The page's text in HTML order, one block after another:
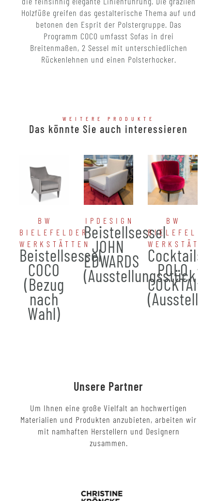
Holzfüße greifen das gestalterische Thema auf und
betonen den Esprit der Polstergruppe. Das
Programm COCO umfasst Sofas in drei
Breitenmaßen, 2 Sessel mit unterschiedlichen
Rückenlehnen und einen Polsterhocker.
WEITERE PRODUKTE
Das könnte Sie auch interessieren
BW
BIELEFELDER
WERKSTÄTTEN
Beistellsessel
COCO
(Bezug
nach
Wahl)
IPDESIGN
Beistellsessel
JOHN
EDWARDS
(Ausstellungsstück)
BW
BIELEFELDER
POLO
COCKTAIL
Unsere Partner
Um Ihnen eine große Vielfalt an hochwertigen
Materialien und Produkten anzubieten, arbeiten wir
mit namhaften Herstellern und Designern
zusammen.